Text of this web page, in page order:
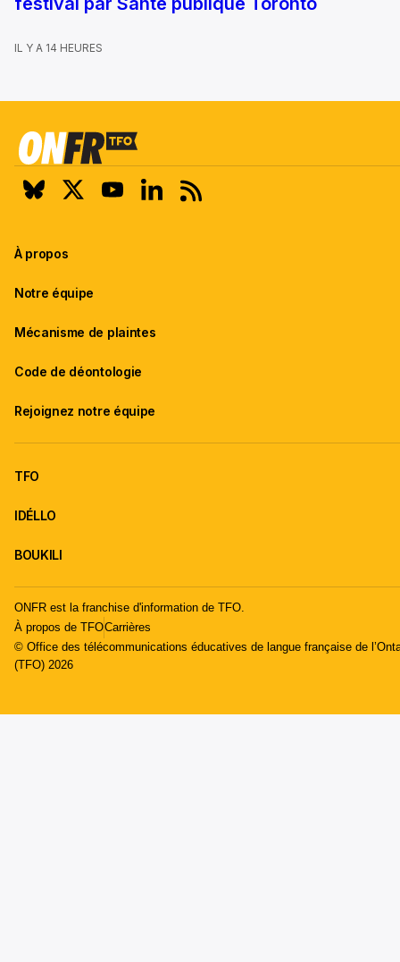
IL Y A 14 HEURES
À propos
Notre équipe
Mécanisme de plaintes
Code de déontologie
Rejoignez notre équipe
TFO
IDÉLLO
BOUKILI
ONFR est la franchise d'information de TFO.
À propos de TFOCarrières
© Office des télécommunications éducatives de langue française de
(TFO) 2026